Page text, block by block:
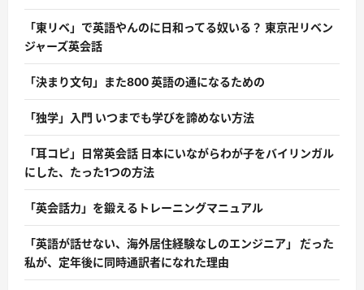
「東リベ」で英語やんのに日和ってる奴いる？ 東京卍リベン
ジャーズ英会話
「決まり文句」また800 英語の通になるための
「独学」入門 いつまでも学びを諦めない方法
「耳コピ」日常英会話 日本にいながらわが子をバイリンガル
にした、たった1つの方法
「英会話力」を鍛えるトレーニングマニュアル
「英語が話せない、海外居住経験なしのエンジニア」 だった
私が、定年後に同時通訳者になれた理由